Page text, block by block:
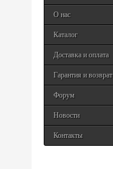
О нас
Каталог
Доставка и оплата
Гарантия и возврат
Форум
Новости
Контакты